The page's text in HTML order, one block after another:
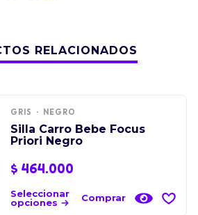
RELACIONADOS
GRIS NEGRO
Silla Carro Bebe Focus
Priori Negro
$ 464.000
Seleccionar
opciones
Comprar